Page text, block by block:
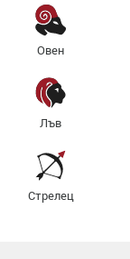
Овен
Лъв
Стрелец